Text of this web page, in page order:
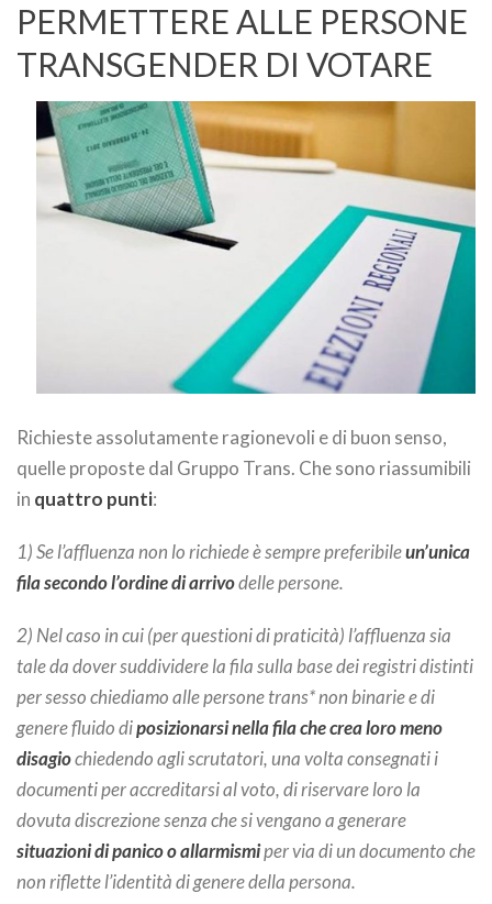
PERMETTERE ALLE PERSONE
TRANSGENDER DI VOTARE
Richieste assolutamente ragionevoli e di buon senso,
quelle proposte dal Gruppo Trans. Che sono riassumibili
in quattro punti:
1) Se l’affluenza non lo richiede è sempre preferibileun’unica
fila secondo l’ordine di arrivodelle persone.
2) Nel caso in cui (per questioni di praticità) l’affluenza sia
tale da dover suddividere la fila sulla base dei registri distinti
per sesso chiediamo alle persone trans* non binarie e di
genere fluido diposizionarsi nella fila che crea loro meno
disagiochiedendo agli scrutatori, una volta consegnati i
documenti per accreditarsi al voto, di riservare loro la
dovuta discrezione senza che si vengano a generare
situazioni di panico o allarmismiper via di un documento che
non riflette l’identità di genere della persona.